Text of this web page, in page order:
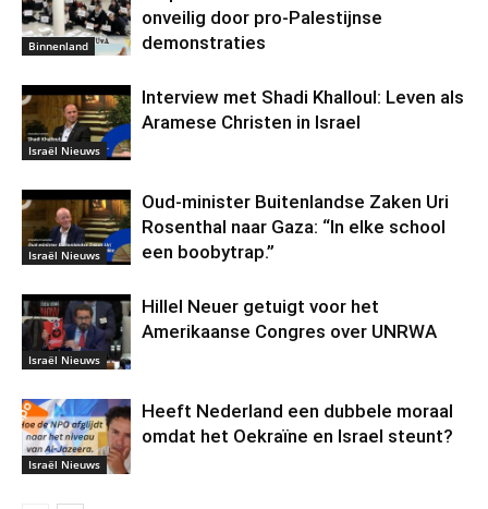
Binnenland
onveilig door pro-Palestijnse
demonstraties
Israël Nieuws
Interview met Shadi Khalloul: Leven als
Aramese Christen in Israel
Israël Nieuws
Oud-minister Buitenlandse Zaken Uri
Rosenthal naar Gaza: “In elke school
een boobytrap.”
Israël Nieuws
Hillel Neuer getuigt voor het
Amerikaanse Congres over UNRWA
Israël Nieuws
Heeft Nederland een dubbele moraal
omdat het Oekraïne en Israel steunt?